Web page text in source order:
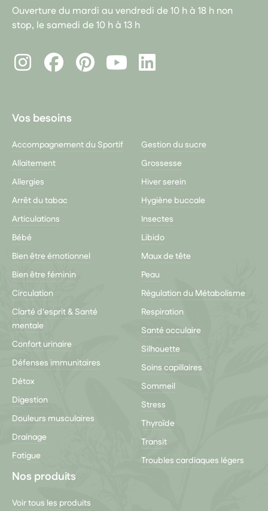
Ouverture du mardi au vendredi de 10 h à 18 h non
stop, le samedi de 10 h à 13 h
InstagramFacebookPinterest
LinkedIn
Vos besoins
Accompagnement du Sportif
Allaitement
Allergies
Arrêt du tabac
Articulations
Bébé
Bien être émotionnel
Bien être féminin
Circulation
Clarté d'esprit & Santé
mentale
Confort urinaire
Défenses immunitaires
Détox
Digestion
Douleurs musculaires
Drainage
Fatigue
Gestion du sucre
Grossesse
Hiver serein
Hygiène buccale
Insectes
Libido
Maux de tête
Peau
Régulation du Métabolisme
Respiration
Santé occulaire
Silhouette
Soins capillaires
Sommeil
Stress
Thyroïde
Transit
Troubles cardiaques légers
Nos produits
Voir tous les produits